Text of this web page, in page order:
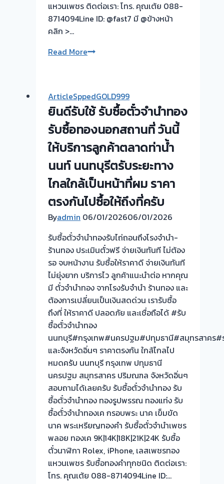
ซื้อ
ตั๋ว
ตลาด
🇹🇭
รับ
ตั๋ว
จำนำ
ทอง
ยินดี
บริการ
ประเมิน
หน้า
ตั๋ว
ฟรี
ตลาด
ศาลา
ยา
ครับ⭐
แหวนเพชร ติดต่อเรา: โทร. คุณเต้ย 088-
8714094Line ID: @fast7 มี @ข้างหน้า
คลิก >…
Read Moreรับ
ทอง
💰
รับ
ถึง
โรง
จำนำ-
ร้าน
ทอง
ประเมิน
ฟรี
จ่าย
เงิน
ทันที
ไม่
ต้อง
รอ
จบ
หน้า
งาน
📌
ผล
งาน
วัน
นี้➡️รับ
ซื้อ
ตั่ว
จำนำ
ทอง
กรุงเทพ
ArticleSppedGOLD999
ยินดีรับใช้ รับซื้อตั๋วจำนำทอง
รับซื้อทองนอกสถานที่ วันนี้
ให้บริการลูกค้าตลาดท่าน้ำ
นนท์ นนทบุรีตรับระยะทาง
ไกลใกล้เป็นหน้าที่ผม ราคา
ตรงกันไปซื้อให้ถึงที่ครับ
Byadmin 06/01/202606/01/2026
รับซื้อตั๋วจำนำทองรับไถ่ถอนถึงโรงจำนำ-
ร้านทอง ประเมินตั๋วฟรี จ่ายเงินทันที ไม่ต้อง
รอ จบหน้างาน รับซื้อให้ราคาดี จ่ายเงินทันที
ไม่ยุ่งยาก บริการไว ลูกค้าแนะนำต่อ หากคุณ
มี ตั๋วจำนำทอง จากโรงรับจำนำ ร้านทอง และ
ต้องการเปลี่ยนเป็นเงินสดด่วน เรารับซื้อ
ถึงที่ ให้ราคาดี ปลอดภัย และเชื่อถือได้ #รับ
ซื้อตั๋วจำนำทอง
นนทบุรี#กรุงเทพ#นครปฐม#ปทุมธานี#สมุทรสาคร#
และจังหวัดอิ่นๆ ราคาตรงกัน ใกล้ไกลไป
หมดครับ นนทบุรี กรุงเทพ ปทุมธานี
นครปฐม สมุทรสาคร ปริมณฑล จังหวัดอิ่นๆ
สอบถามได้เลยครับ รับซื้อตั๋วจำนำทอง รับ
ซื้อตั๋วจำนำทอง ทองรูปพรรณ ทองแท่ง รับ
ซื้อตั๋วจำนำทองเค กรอบพระ นาค เข็มขัด
นาค พระเหรียญทองคำ รับซื้อตั๋วจำนำเพชร
พลอย ทองเค 9K|14K|18K|21K|24K รับซื้อ
ตั๋วนาฬิกา Rolex, iPhone, เลสเพชรทอง
แหวนเพชร รับซื้อทองคำทุกชนิด ติดต่อเรา:
โทร. คุณเต้ย 088-8714094Line ID:…